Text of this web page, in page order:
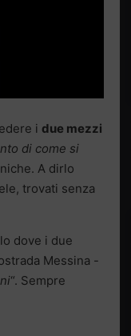
i due mezzi
di come si
A dirlo
trovati senza
dove i due
Messina -
“. Sempre